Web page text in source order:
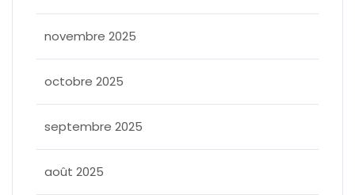
novembre 2025
octobre 2025
septembre 2025
août 2025